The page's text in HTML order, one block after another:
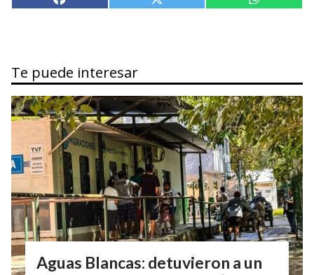
Te puede interesar
Aguas Blancas: detuvieron a un